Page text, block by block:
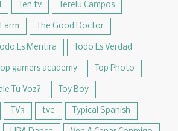
Ten tv Terelu Campos
The Good Doctor
Es Mentira Todo Es Verdad
gamers academy Top Photo
Tu Voz? Toy Boy
TV3 tve Typical Spanish